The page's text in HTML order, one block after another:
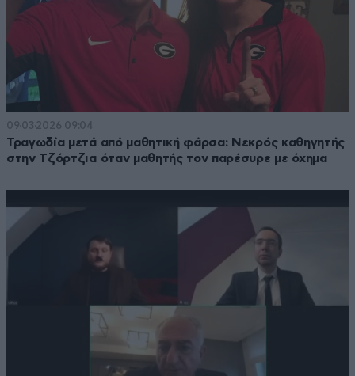
09·03·2026 09:04
Τραγωδία μετά από μαθητική φάρσα: Νεκρός καθηγητής
στην Τζόρτζια όταν μαθητής τον παρέσυρε με όχημα